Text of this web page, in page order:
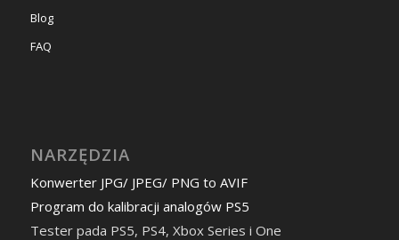
Blog
FAQ
NARZĘDZIA
Konwerter JPG/ JPEG/ PNG to AVIF
Program do kalibracji analogów PS5
Tester pada PS5, PS4, Xbox Series i One